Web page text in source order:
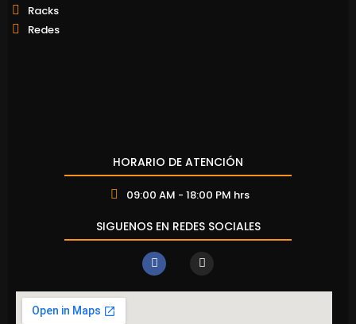
Racks
Redes
HORARIO DE ATENCIÓN
09:00 AM - 18:00 PM hrs
SIGUENOS EN REDES SOCIALES